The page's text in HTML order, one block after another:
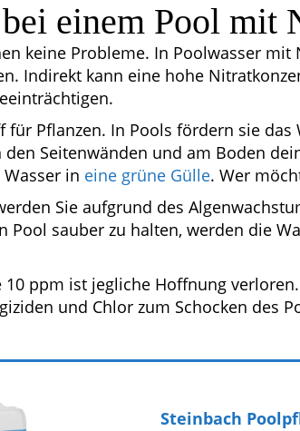
einem Pool mit
keine Probleme. In Poolwasser mit
Indirekt kann eine hohe
Pflanzen. In Pools fördern sie das
Seitenwänden und am Boden
in eine grüne Gülle. Wer
Sie aufgrund des
Pool sauber zu halten, werden die
ppm ist jegliche Hoffnung
und Chlor zum Schocken des
Steinbach